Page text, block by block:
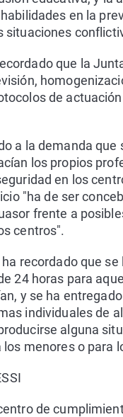
en la
situaciones
que la
de
a la demanda que
los propios
en los
"ha de ser
frente a
centros".
recordado que
24 horas para
y se ha
individuales de
alguna
los menores o para
de